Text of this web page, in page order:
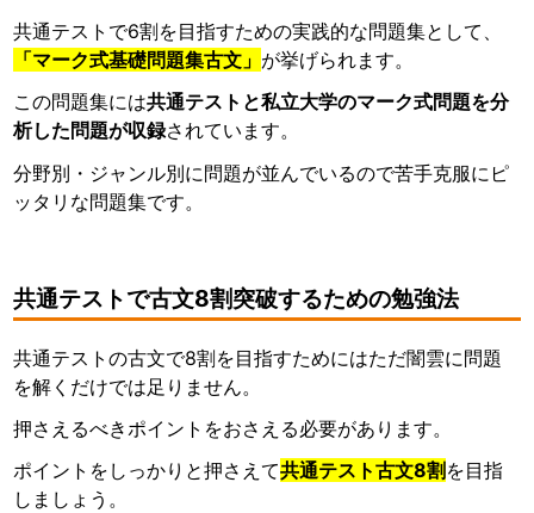
共通テストで6割を目指すための実践的な問題集として、
「マーク式基礎問題集古文」 が挙げられます。
この問題集には共通テストと私立大学のマーク式問題を分
析した問題が収録されています。
分野別・ジャンル別に問題が並んでいるので苦手克服にピ
ッタリな問題集です。
共通テストで古文8割突破するための勉強法
共通テストの古文で8割を目指すためにはただ闇雲に問題
を解くだけでは足りません。
押さえるべきポイントをおさえる必要があります。
ポイントをしっかりと押さえて共通テスト古文8割 を目指
しましょう。